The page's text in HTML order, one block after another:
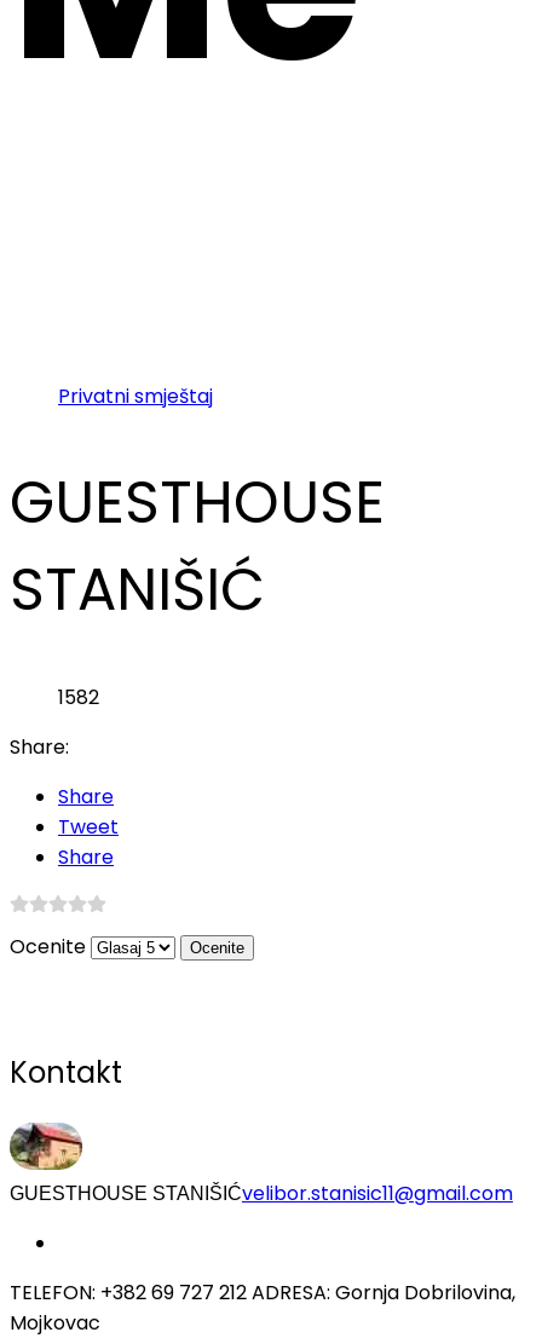
Privatni smještaj
GUESTHOUSE
STANIŠIĆ
1582
Share:
Share
Tweet
Share
Ocenite
Kontakt
GUESTHOUSE STANIŠIĆvelibor.stanisic11@gmail.com
TELEFON: +382 69 727 212 ADRESA: Gornja Dobrilovina,
Mojkovac